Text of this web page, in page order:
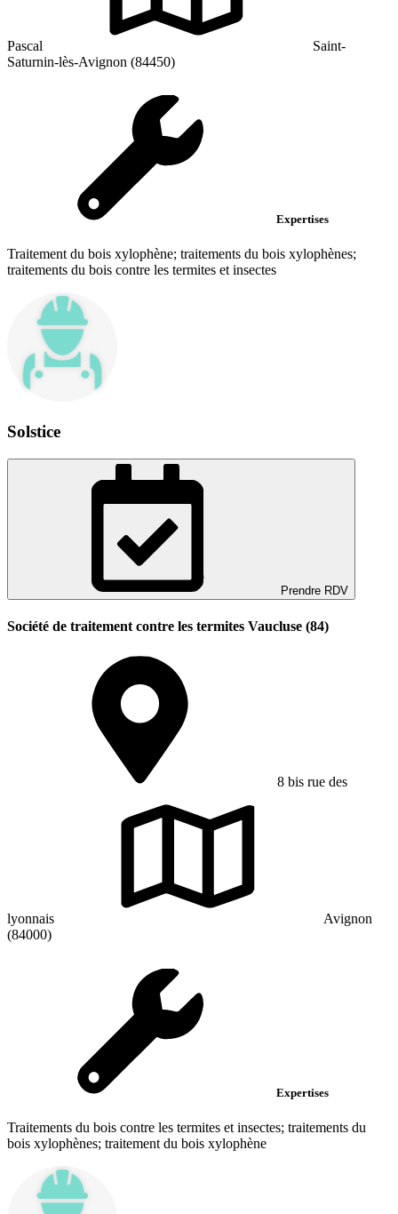
Pascal
Saint-
Saturnin-lès-Avignon (84450)
Expertises
Traitement du bois xylophène; traitements du bois xylophènes;
traitements du bois contre les termites et insectes
Solstice
Prendre RDV
Société de traitement contre les termites Vaucluse (84)
8 bis rue des
lyonnais
Avignon
(84000)
Expertises
Traitements du bois contre les termites et insectes; traitements du
bois xylophènes; traitement du bois xylophène